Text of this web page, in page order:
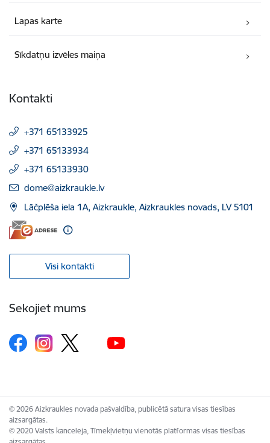
Lapas karte
Sīkdatņu izvēles maiņa
Kontakti
+371 65133925
+371 65133934
+371 65133930
E-pasts:
dome@aizkraukle.lv
Lāčplēša iela 1A, Aizkraukle, Aizkraukles novads, LV 5101
Visi kontakti
Sekojiet mums
© 2026 Aizkraukles novada pašvaldība, publicētā satura visas tiesības
aizsargātas.
© 2020 Valsts kanceleja, Tīmekļvietņu vienotās platformas visas tiesības